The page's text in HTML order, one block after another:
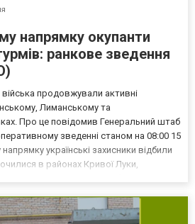
напрямку окупанти
ранкове зведення
війська продовжували активні
Лиманському та
Про це повідомив Генеральний штаб
зведенні станом на 08:00 15
українські захисники відбили
в районах Кривої Луки,